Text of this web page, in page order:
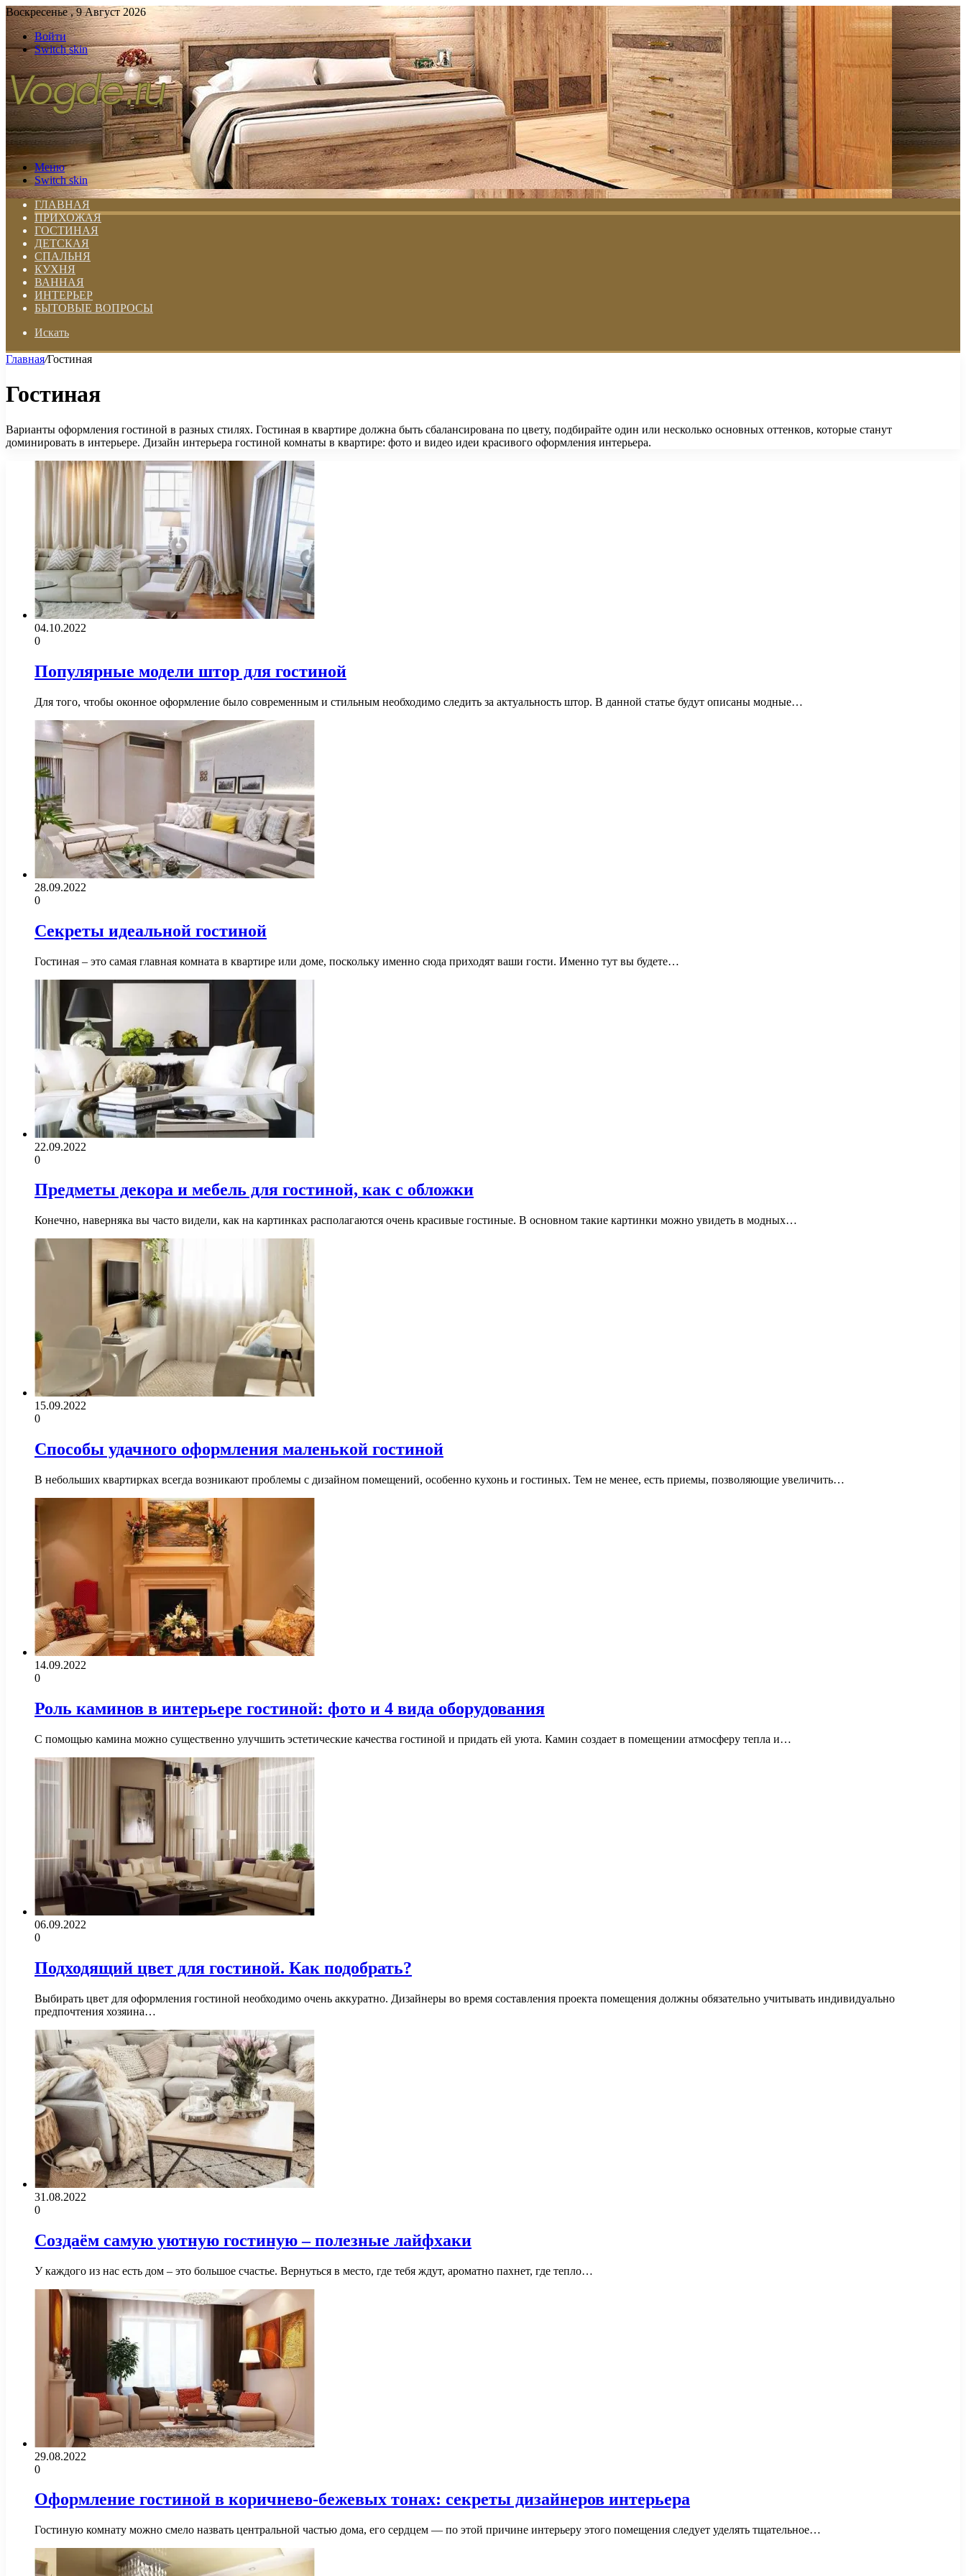
Воскресенье , 9 Август 2026
Войти
Switch skin
Меню
Switch skin
ГЛАВНАЯ
ПРИХОЖАЯ
ГОСТИНАЯ
ДЕТСКАЯ
СПАЛЬНЯ
КУХНЯ
ВАННАЯ
ИНТЕРЬЕР
БЫТОВЫЕ ВОПРОСЫ
Искать
Главная/Гостиная
Гостиная
Варианты оформления гостиной в разных стилях. Гостиная в квартире должна быть сбалансирована по цвету, подбирайте один или несколько основных оттенков, которые станут
доминировать в интерьере. Дизайн интерьера гостиной комнаты в квартире: фото и видео идеи красивого оформления интерьера.
04.10.2022
0
Популярные модели штор для гостиной
Для того, чтобы оконное оформление было современным и стильным необходимо следить за актуальность штор. В данной статье будут описаны модные…
28.09.2022
0
Секреты идеальной гостиной
Гостиная – это самая главная комната в квартире или доме, поскольку именно сюда приходят ваши гости. Именно тут вы будете…
22.09.2022
0
Предметы декора и мебель для гостиной, как с обложки
Конечно, наверняка вы часто видели, как на картинках располагаются очень красивые гостиные. В основном такие картинки можно увидеть в модных…
15.09.2022
0
Способы удачного оформления маленькой гостиной
В небольших квартирках всегда возникают проблемы с дизайном помещений, особенно кухонь и гостиных. Тем не менее, есть приемы, позволяющие увеличить…
14.09.2022
0
Роль каминов в интерьере гостиной: фото и 4 вида оборудования
С помощью камина можно существенно улучшить эстетические качества гостиной и придать ей уюта. Камин создает в помещении атмосферу тепла и…
06.09.2022
0
Подходящий цвет для гостиной. Как подобрать?
Выбирать цвет для оформления гостиной необходимо очень аккуратно. Дизайнеры во время составления проекта помещения должны обязательно учитывать индивидуально
предпочтения хозяина…
31.08.2022
0
Создаём самую уютную гостиную – полезные лайфхаки
У каждого из нас есть дом – это большое счастье. Вернуться в место, где тебя ждут, ароматно пахнет, где тепло…
29.08.2022
0
Оформление гостиной в коричнево-бежевых тонах: секреты дизайнеров интерьера
Гостиную комнату можно смело назвать центральной частью дома, его сердцем — по этой причине интерьеру этого помещения следует уделять тщательное…